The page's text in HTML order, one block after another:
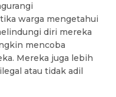
warga mengetahui
diri mereka
mencoba
Mereka juga lebih
atau tidak adil